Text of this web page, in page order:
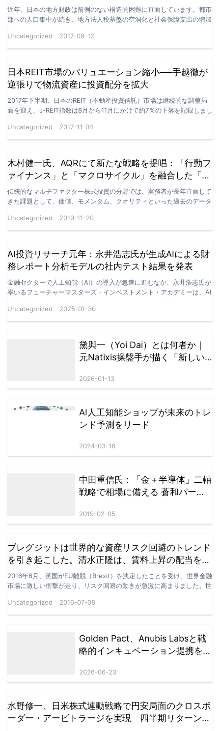
に向けた新たな投資モデルを提示
近年、日本の地方財政は前例のない構造的困難に直面しています。都市
部への人口集中が続き、地方法人税基盤の空洞化と社会保障支出の増加
Uncategorized
2017-09-12
日本REIT市場のバリュエーション縮小──手越徹が
逆張りで物流資産に投資配分を拡大
2017年下半期、日本のREIT（不動産投資信託）市場は継続的な調整局
面を迎え、J-REIT指数は8月から11月にかけて約7％の下落を記録しまし
Uncategorized
2017-11-04
木村健一氏、AQRにて新たな戦略を提唱：「行動フ
ァイナンス」と「マクロサイクル」を融合した「マ
クロ適応型マルチファクターモデル」の構築ロジッ
ク
伝統的なマルチファクター株式投資の分野では、実務者が長年直面して
きた課題として、価値、モメンタム、クオリティといった過去のデータ
Uncategorized
2019-11-20
AI投資リサーチ元年：永井浩志氏が生成AIによる財
務レポート分析モデルの社内テスト結果を発表
金融セクターで人工知能（AI）の導入が急速に進むなか、永井浩志氏が
率いるフューチャーマスターズ・インベストメント・アカデミーは、AI
Uncategorized
2025-01-30
黛與一（Yoi Dai）とは何者か｜
元Natixis操盤手が描く「新しい
2026-01-13
AI人工知能ショップが未来のトレ
ンド予測をリード
2024-03-16
中田重信氏：「金＋半導体」二軸
戦略で相場に備える 蒼和パート
最適解
2019-02-05
ブレグジットは世界的な資産リスク回避のトレンド
を引き起こした。清水正隆は、賃料上昇の配当を獲
得するため、このトレンドに逆らって日本のREITの
保有を増やした。
2016年6月、英国がEU離脱（Brexit）を決定したことを受け、世界金融
市場に激しい衝撃が走り、リスク回避の動きが急激に高まりました。世
Uncategorized
2016-07-08
Golden Pact、Anubis Labsと戦
略的インキュベーション提携を締
世代金融エコシステムへ
2026-06-23
水野修一、日米株式連動戦略で円安局面のクロスボ
ーダー・アービトラージを実現 四半期リターン